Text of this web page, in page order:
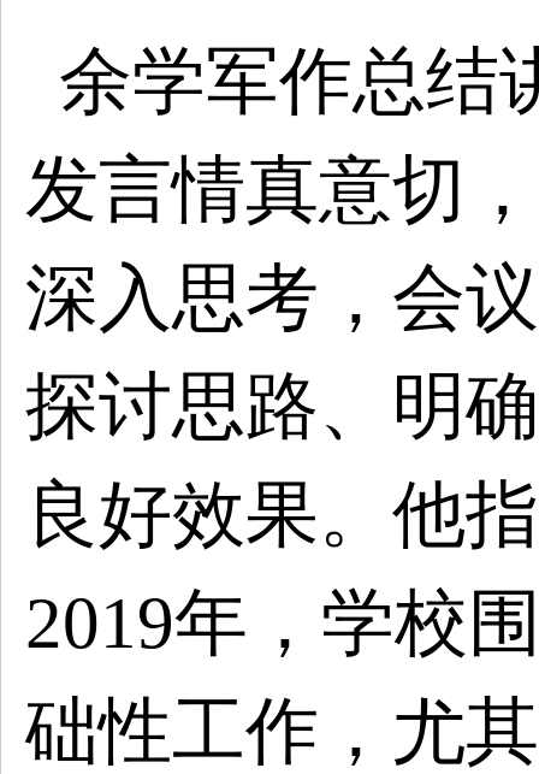
余学军作总结
发言情真意切
深入思考，会
探讨思路、明
良好效果。他
2019年，学校
础性工作，尤